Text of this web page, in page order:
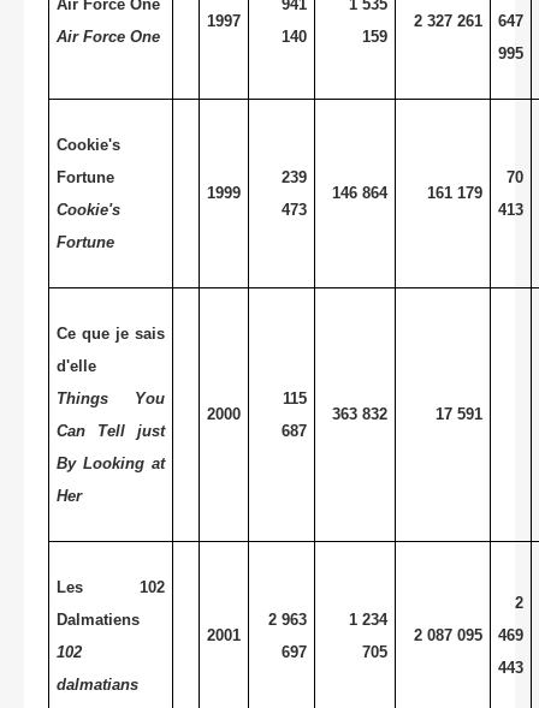
Air Force One
Air Force One
1997
941
140
1 535
159
2 327 261
647
995
Cookie's
Fortune
Cookie's
Fortune
1999
239
473
146 864 161 179
70
413
Ce que je sais
d'elle
Things You
Can Tell just
By Looking at
Her
2000
115
687
363 832 17 591
Les 102
Dalmatiens
102
dalmatians
2001
2 963
697
1 234
705
2 087 095
2
469
443